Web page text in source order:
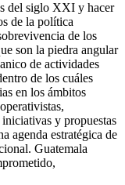
del siglo XXI y hacer
de la política
de los
son la piedra angular
de actividades
de los cuáles
en los ámbitos
y propuestas
agenda estratégica de
Guatemala